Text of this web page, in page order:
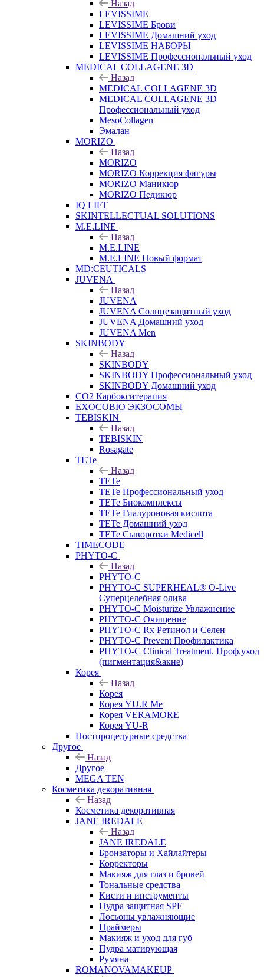
Назад
LEVISSIME
LEVISSIME Брови
LEVISSIME Домашний уход
LEVISSIME НАБОРЫ
LEVISSIME Профессиональный уход
MEDICAL COLLAGENE 3D
Назад
MEDICAL COLLAGENE 3D
MEDICAL COLLAGENE 3D
Профессиональный уход
MesoCollagen
Эмалан
MORIZO
Назад
MORIZO
MORIZO Коррекция фигуры
MORIZO Маникюр
MORIZO Педикюр
IQ LIFT
SKINTELLECTUAL SOLUTIONS
M.E.LINE
Назад
M.E.LINE
M.E.LINE Новый формат
MD:CEUTICALS
JUVENA
Назад
JUVENA
JUVENA Солнцезащитный уход
JUVENA Домашний уход
JUVENA Men
SKINBODY
Назад
SKINBODY
SKINBODY Профессиональный уход
SKINBODY Домашний уход
CO2 Карбокситерапия
EXOCOBIO ЭКЗОСОМЫ
TEBISKIN
Назад
TEBISKIN
Rosagate
TETe
Назад
TETe
TETe Профессиональный уход
TETe Биокомплексы
TETe Гиалуроновая кислота
TETe Домашний уход
TETe Сыворотки Medicell
TIMECODE
PHYTO-C
Назад
PHYTO-C
PHYTO-C SUPERHEAL® O-Live
Суперцелебная олива
PHYTO-C Moisturize Увлажнение
PHYTO-C Очищение
PHYTO-C Rx Ретинол и Селен
PHYTO-C Prevent Профилактика
PHYTO-C Clinical Treatment. Проф.уход
(пигментация&акне)
Корея
Назад
Корея
Корея YU.R Me
Корея VERAMORE
Корея YU-R
Постпроцедурные средства
Другое
Назад
Другое
MEGA TEN
Косметика декоративная
Назад
Косметика декоративная
JANE IREDALE
Назад
JANE IREDALE
Бронзаторы и Хайлайтеры
Корректоры
Макияж для глаз и бровей
Тональные средства
Кисти и инструменты
Пудра защитная SPF
Лосьоны увлажняющие
Праймеры
Макияж и уход для губ
Пудра матирующая
Румяна
ROMANOVAMAKEUP